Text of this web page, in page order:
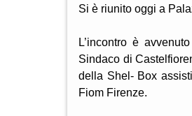
Si è riunito oggi a
L’incontro è
Sindaco di
della Shel- Box
Fiom Firenze.